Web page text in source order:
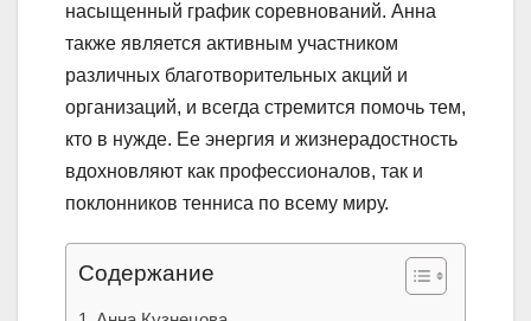
насыщенный график соревнований. Анна
также является активным участником
различных благотворительных акций и
организаций, и всегда стремится помочь тем,
кто в нужде. Ее энергия и жизнерадостность
вдохновляют как профессионалов, так и
поклонников тенниса по всему миру.
Содержание